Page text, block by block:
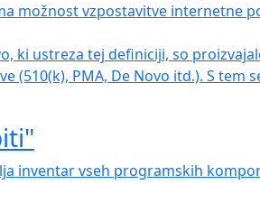
možnost vzpostavitve internetne
ki ustreza tej definiciji, so
(510(k), PMA, De Novo itd.). S
inventar vseh programskih